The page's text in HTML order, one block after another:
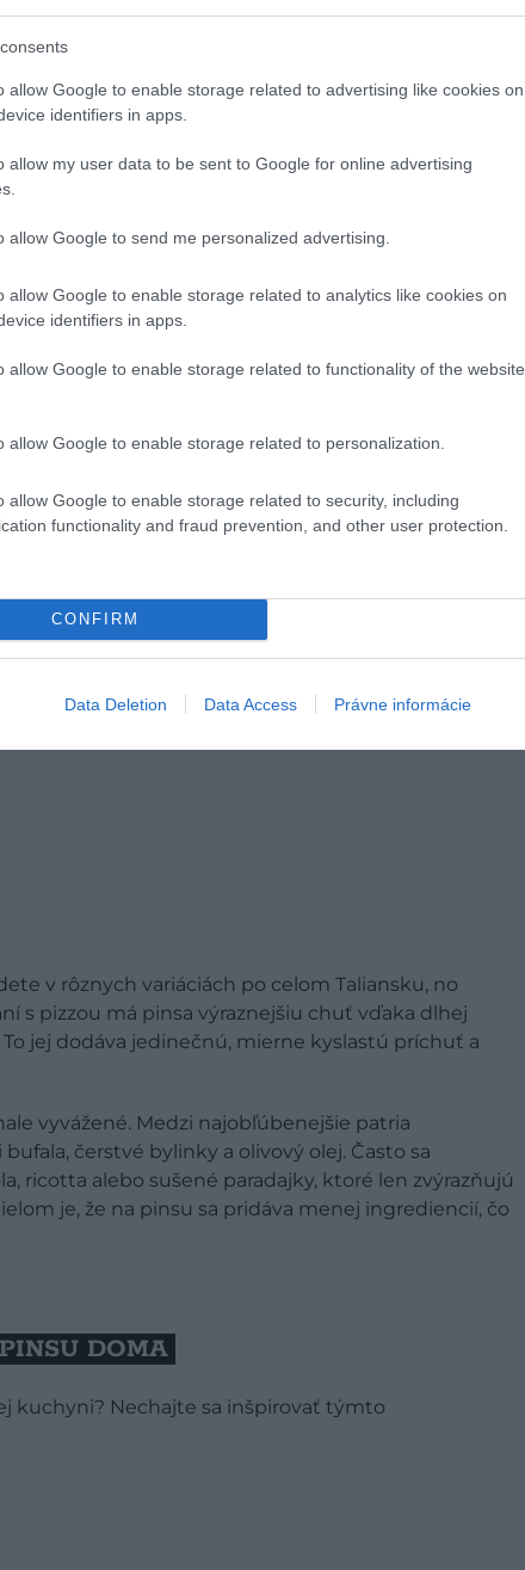
allow Google to enable storage related to advertising like cookies on
identifiers in apps.
allow my user data to be sent to Google for online advertising
allow Google to send me personalized advertising.
allow Google to enable storage related to analytics like cookies on
identifiers in apps.
allow Google to enable storage related to functionality of the website
allow Google to enable storage related to personalization.
allow Google to enable storage related to security, including
functionality and fraud prevention, and other user protection.
CONFIRM
Data Deletion Data Access Právne informácie
v rôznych variáciách po celom Taliansku, no
s pizzou má pinsa výraznejšiu chuť vďaka dlhej
jej dodáva jedinečnú, mierne kyslastú príchuť a
vyvážené. Medzi najobľúbenejšie patria
čerstvé bylinky a olivový olej. Často sa
ricotta alebo sušené paradajky, ktoré len zvýrazňujú
je, že na pinsu sa pridáva menej ingrediencií, čo
DOMA
kuchyni? Nechajte sa inšpirovať týmto